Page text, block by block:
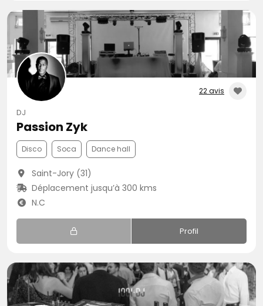
22 avis
DJ
Passion Zyk
Disco Soca Dance hall
Saint-Jory (31)
Déplacement jusqu’à 300 kms
N.C
Profil